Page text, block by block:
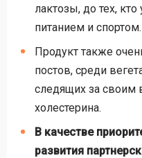
лактозы, до тех,
питанием и спортом.
Продукт также
постов, среди
следящих за своим
холестерина.
В качестве
развития